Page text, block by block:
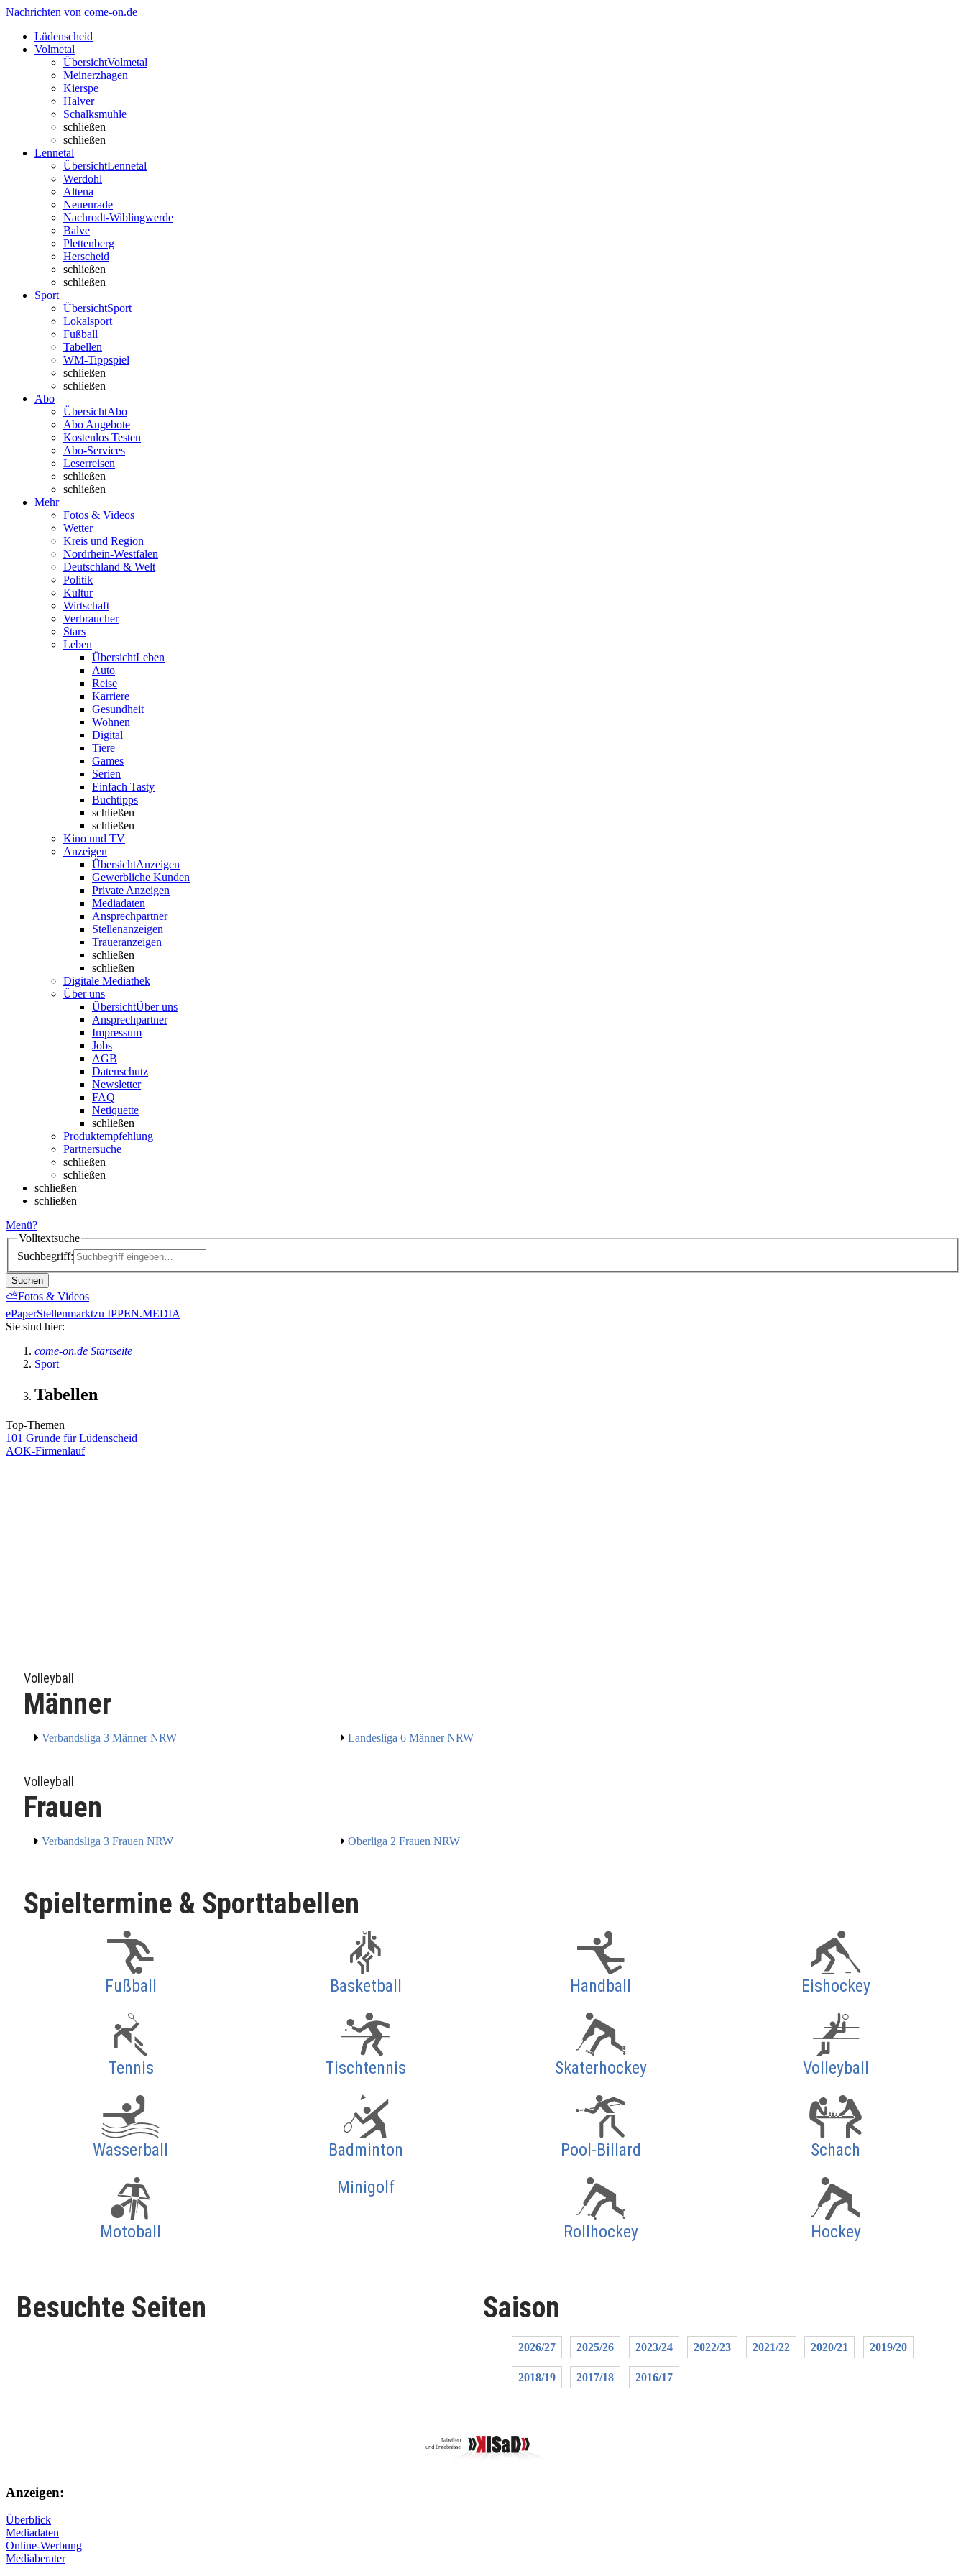
Nachrichten von come-on.de
Lüdenscheid
Volmetal
ÜbersichtVolmetal
Meinerzhagen
Kierspe
Halver
Schalksmühle
schließen
schließen
Lennetal
ÜbersichtLennetal
Werdohl
Altena
Neuenrade
Nachrodt-Wiblingwerde
Balve
Plettenberg
Herscheid
schließen
schließen
Sport
ÜbersichtSport
Lokalsport
Fußball
Tabellen
WM-Tippspiel
schließen
schließen
Abo
ÜbersichtAbo
Abo Angebote
Kostenlos Testen
Abo-Services
Leserreisen
schließen
schließen
Mehr
Fotos & Videos
Wetter
Kreis und Region
Nordrhein-Westfalen
Deutschland & Welt
Politik
Kultur
Wirtschaft
Verbraucher
Stars
Leben
ÜbersichtLeben
Auto
Reise
Karriere
Gesundheit
Wohnen
Digital
Tiere
Games
Serien
Einfach Tasty
Buchtipps
schließen
schließen
Kino und TV
Anzeigen
ÜbersichtAnzeigen
Gewerbliche Kunden
Private Anzeigen
Mediadaten
Ansprechpartner
Stellenanzeigen
Traueranzeigen
schließen
schließen
Digitale Mediathek
Über uns
ÜbersichtÜber uns
Ansprechpartner
Impressum
Jobs
AGB
Datenschutz
Newsletter
FAQ
Netiquette
schließen
Produktempfehlung
Partnersuche
schließen
schließen
schließen
schließen
Menü?
Volltextsuche
Suchbegriff:
Suchen
⛅Fotos & Videos
ePaperStellenmarktzu IPPEN.MEDIA
Sie sind hier:
come-on.de Startseite
Sport
Tabellen
Top-Themen
101 Gründe für Lüdenscheid
AOK-Firmenlauf
Volleyball
Männer
Verbandsliga 3 Männer NRW Landesliga 6 Männer NRW
Volleyball
Frauen
Verbandsliga 3 Frauen NRW Oberliga 2 Frauen NRW
Spieltermine & Sporttabellen
Fußball Basketball Handball Eishockey
Tennis Tischtennis Skaterhockey Volleyball
Wasserball Badminton Pool-Billard Schach
Motoball
Minigolf
Rollhockey Hockey
Besuchte Seiten Saison
2026/27 2025/26 2023/24 2022/23 2021/22 2020/21 2019/20
2018/19 2017/18 2016/17
Anzeigen:
Überblick
Mediadaten
Online-Werbung
Mediaberater